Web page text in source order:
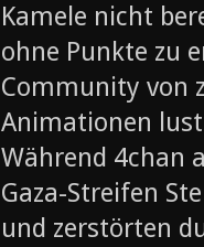
Kamele nicht
ohne Punkte zu
Community von
Animationen
Während 4chan
Gaza-Streifen
und zerstörten